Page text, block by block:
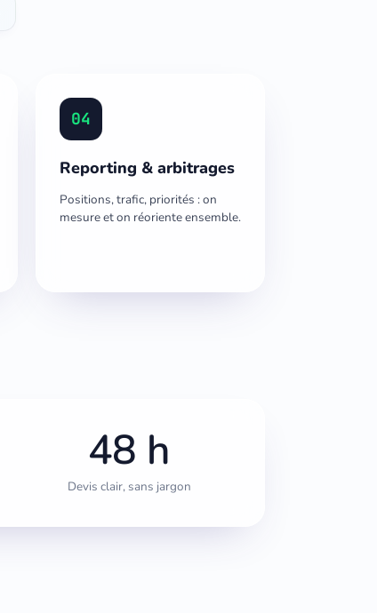
04
Reporting & arbitrages
Positions, trafic, priorités : on
mesure et on réoriente ensemble.
48 h
Devis clair, sans jargon